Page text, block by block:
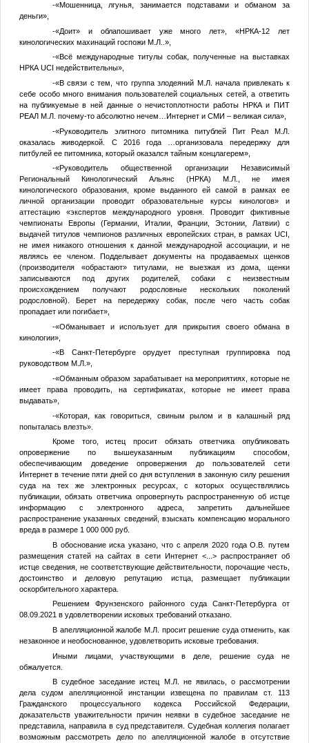
-«Мошенница, лгунья, занимается подставами и обманом за
деньги»,
-«Доит» и облапошивает уже много лет», «НРКА-12 лет
кинологических махинаций госпожи М.Л. .»,
-«Всё международные титулы собак, полученные на выставках
НРКА UCI недействительны»,
-«В связи с тем, что группа злодеяний М.Л. начала привлекать к
себе особо много внимания пользователей социальных сетей, а ответить
на публикуемые в ней данные о нечистоплотности работы НРКА и ПИТ
РЕАЛ М.Л. почему-то абсолютно нечем…Интернет и СМИ – великая сила»,
-«Руководитель элитного питомника питублей Пит РеалМ.Л.
оказалась живодеркой. С 2016 года …организовала передержку для
питбулей ее питомника, который оказался тайным концлагерем»,
-«Руководитель общественной организации Независимый
Региональный Кинологический Альянс (НРКА) М.Л.
, не имея
кинологического образования, кроме выданного ей самой в рамках ее
личной организации проводит образовательные курсы кинологов» и
аттестацию «экспертов международного уровня. Проводит фиктивные
чемпионаты Европы (Германии, Италии, Франции, Эстонии, Латвии) с
выдачей титулов чемпионов различных европейских стран, в рамках UCI,
не имея никакого отношения к данной международной ассоциации, и не
являясь ее членом. Подделывает документы на продаваемых щенков
(производителя «обрастают» титулами, не выезжая из дома, щенки
записываются под других родителей, собаки с неизвестным
происхождением получают родословные нескольких поколений
родословной). Берет на передержку собак, после чего часть собак
пропадает или погибает»,
-«Обманывает и использует для прикрытия своего обмана в
кинологии»,
-«В Санкт-Петербурге орудует преступная группировка под
руководством М.Л.»,
-«Обманным образом зарабатывает на мероприятиях, которые не
имеет права проводить, на сертификатах, которые не имеет права
выдавать»,
-«Которая, как говориться, свиным рылом и в калашный ряд
попыталась влезть».
Кроме того, истец просит обязать ответчика опубликовать
опровержение по вышеуказанным публикациям способом,
обеспечивающим доведение опровержения до пользователей сети
Интернет в течение пяти дней со дня вступления в законную силу решения
суда на тех же электронных ресурсах, с которых осуществлялись
публикации, обязать ответчика опровергнуть распространенную об истце
информацию с электронного адреса, запретить дальнейшее
распространение указанных сведений, взыскать компенсацию морального
вреда в размере 1 000 000 руб.
В обоснование иска указано, что с апреля 2020 годаО.В.
путем
размещения статей на сайтах в сети Интернет <...>распространяет об
истце сведения, не соответствующие действительности, порочащие честь,
достоинство и деловую репутацию истца, размещает публикации
оскорбительного характера.
Решением Фрунзенского районного суда Санкт-Петербурга от
08.09.2021 в удовлетворении исковых требований отказано.
В апелляционной жалобе М.Л. просит решение суда отменить, как
незаконное и необоснованное, удовлетворить исковые требования.
Иными лицами, участвующими в деле, решение суда не
обжалуется.
В судебное заседание истец
М.Л.
не явилась, о рассмотрении
дела судом апелляционной инстанции извещена по правилам ст. 113
Гражданского процессуального кодекса Российской Федерации,
доказательств уважительности причин неявки в судебное заседание не
представила, направила в суд представителя. Судебная коллегия полагает
возможным рассмотреть дело по апелляционной жалобе в отсутствие